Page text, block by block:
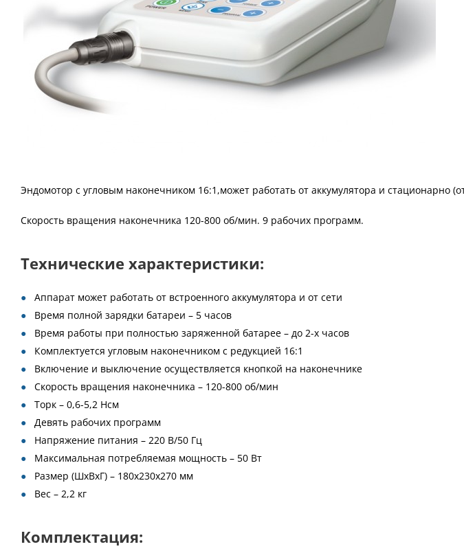
Эндомотор с угловым наконечником 16:1,может работать от аккумулятора и стационарно
Скорость вращения наконечника 120-800 об/мин. 9 рабочих программ.
Технические характеристики:
Аппарат может работать от встроенного аккумулятора и от сети
Время полной зарядки батареи – 5 часов
Время работы при полностью заряженной батарее – до 2-х часов
Комплектуется угловым наконечником с редукцией 16:1
Включение и выключение осуществляется кнопкой на наконечнике
Скорость вращения наконечника – 120-800 об/мин
Торк – 0,6-5,2 Нсм
Девять рабочих программ
Напряжение питания – 220 В/50 Гц
Максимальная потребляемая мощность – 50 Вт
Размер (ШхВхГ) – 180х230х270 мм
Вес – 2,2 кг
Комплектация: